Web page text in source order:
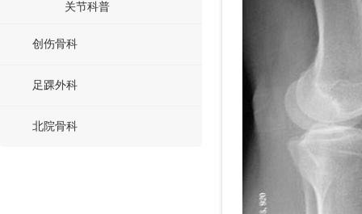
关节科普
创伤骨科
足踝外科
北院骨科